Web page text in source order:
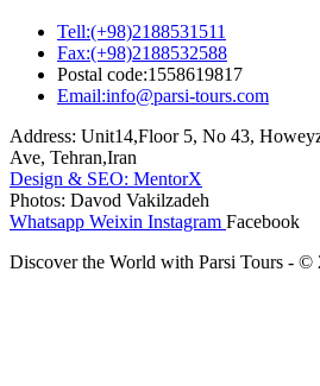
Tell:(+98)2188531511
Fax:(+98)2188532588
Postal code:1558619817
Email:info@parsi-tours.com
Address: Unit14,Floor 5, No 43,
Ave, Tehran,Iran
Design & SEO: MentorX
Photos: Davod Vakilzadeh
Whatsapp Weixin Instagram Facebook
Discover the World with Parsi Tours - ©